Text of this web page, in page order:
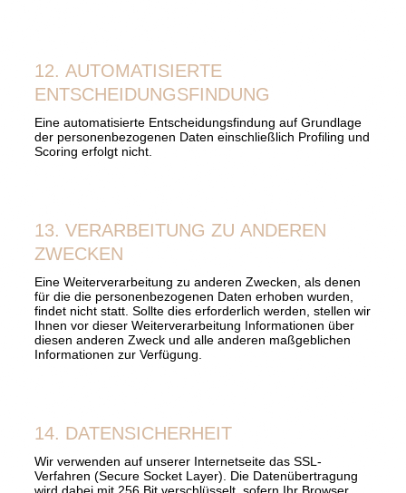
12. AUTOMATISIERTE
ENTSCHEIDUNGSFINDUNG
Eine automatisierte Entscheidungsfindung auf Grundlage
der personenbezogenen Daten einschließlich Profiling und
Scoring erfolgt nicht.
13. VERARBEITUNG ZU ANDEREN
ZWECKEN
Eine Weiterverarbeitung zu anderen Zwecken, als denen
für die die personenbezogenen Daten erhoben wurden,
findet nicht statt. Sollte dies erforderlich werden, stellen wir
Ihnen vor dieser Weiterverarbeitung Informationen über
diesen anderen Zweck und alle anderen maßgeblichen
Informationen zur Verfügung.
14. DATENSICHERHEIT
Wir verwenden auf unserer Internetseite das SSL-
Verfahren (Secure Socket Layer). Die Datenübertragung
wird dabei mit 256 Bit verschlüsselt, sofern Ihr Browser